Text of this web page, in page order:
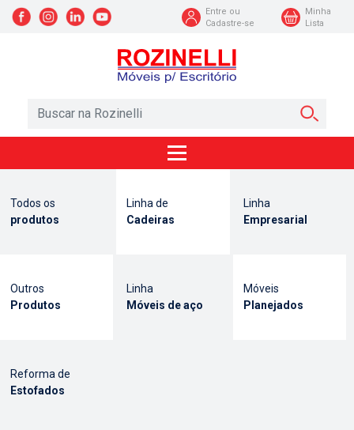
Entre ou
Cadastre-se
Minha
Lista
Todos os
produtos
Linha de
Cadeiras
Linha
Empresarial
Outros
Produtos
Linha
Móveis de aço
Móveis
Planejados
Reforma de
Estofados